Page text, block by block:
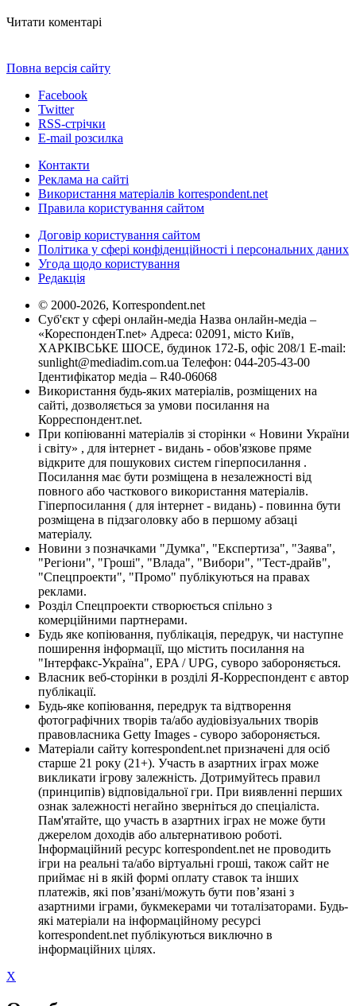
Читати коментарі
Повна версія сайту
Facebook
Twitter
RSS-стрічки
E-mail розсилка
Контакти
Реклама на сайті
Використання матеріалів korrespondent.net
Правила користування сайтом
Договір користування сайтом
Політика у сфері конфіденційності і персональних даних
Угода щодо користування
Редакція
© 2000-2026, Korrespondent.net
Суб'єкт у сфері онлайн-медіа Назва онлайн-медіа –
«КореспонденТ.net» Адреса: 02091, місто Київ,
ХАРКІВСЬКЕ ШОСЕ, будинок 172-Б, офіс 208/1 E-mail:
sunlight@mediadim.com.ua Телефон: 044-205-43-00
Ідентифікатор медіа – R40-06068
Використання будь-яких матеріалів, розміщених на
сайті, дозволяється за умови посилання на
Корреспондент.net.
При копіюванні матеріалів зі сторінки « Новини України
і світу» , для інтернет - видань - обов'язкове пряме
відкрите для пошукових систем гіперпосилання .
Посилання має бути розміщена в незалежності від
повного або часткового використання матеріалів.
Гіперпосилання ( для інтернет - видань) - повинна бути
розміщена в підзаголовку або в першому абзаці
матеріалу.
Новини з позначками "Думка", "Експертиза", "Заява",
"Регіони", "Гроші", "Влада", "Вибори", "Тест-драйв",
"Спецпроекти", "Промо" публікуються на правах
реклами.
Розділ Спецпроекти створюється спільно з
комерційними партнерами.
Будь яке копіювання, публікація, передрук, чи наступне
поширення інформації, що містить посилання на
"Інтерфакс-Україна", EPA / UPG, суворо забороняється.
Власник веб-сторінки в розділі Я-Корреспондент є автор
публікації.
Будь-яке копіювання, передрук та відтворення
фотографічних творів та/або аудіовізуальних творів
правовласника Getty Images - суворо забороняється.
Матеріали сайту korrespondent.net призначені для осіб
старше 21 року (21+). Участь в азартних іграх може
викликати ігрову залежність. Дотримуйтесь правил
(принципів) відповідальної гри. При виявленні перших
ознак залежності негайно зверніться до спеціаліста.
Пам'ятайте, що участь в азартних іграх не може бути
джерелом доходів або альтернативою роботі.
Інформаційний ресурс korrespondent.net не проводить
ігри на реальні та/або віртуальні гроші, також сайт не
приймає ні в якій формі оплату ставок та інших
платежів, які пов’язані/можуть бути пов’язані з
азартними іграми, букмекерами чи тоталізаторами. Будь-
які матеріали на інформаційному ресурсі
korrespondent.net публікуються виключно в
інформаційних цілях.
X